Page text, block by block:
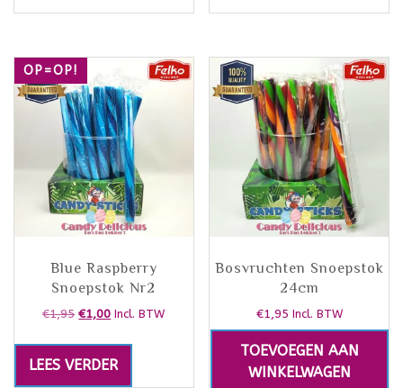
OP=OP!
Blue Raspberry
Snoepstok Nr2
€1,95 €1,00 Incl. BTW
LEES VERDER
Bosvruchten Snoepstok
24cm
€1,95 Incl. BTW
TOEVOEGEN AAN
WINKELWAGEN